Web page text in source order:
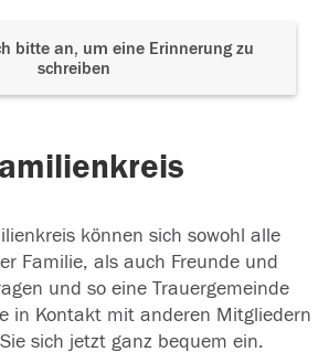
bitte an, um eine Erinnerung zu
schreiben
können sich sowohl alle
Familie, als auch Freunde und
und so eine Trauergemeinde
in Kontakt mit anderen Mitgliedern
sich jetzt ganz bequem ein.